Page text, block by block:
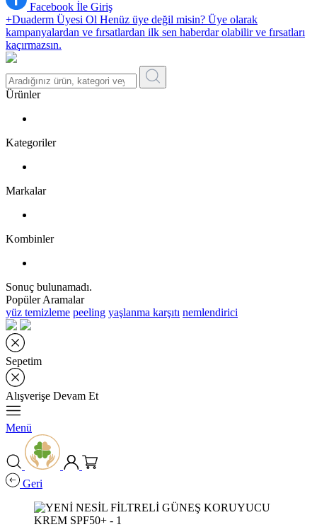
Facebook İle Giriş
+Duaderm Üyesi Ol Henüz üye değil misin? Üye olarak
kampanyalardan ve fırsatlardan ilk sen haberdar olabilir ve fırsatları
kaçırmazsın.
Ürünler
Kategoriler
Markalar
Kombinler
Sonuç bulunamadı.
Popüler Aramalar
yüz temizleme peeling yaşlanma karşıtı nemlendirici
Sepetim
Alışverişe Devam Et
Menü
Geri